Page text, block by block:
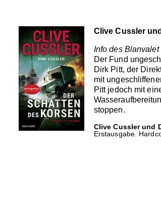
Clive Cussler
Info des Blanvalet
Der Fund
Dirk Pitt, der
mit
Pitt jedoch mit
stoppen.
Clive Cussler und
Erstausgabe.